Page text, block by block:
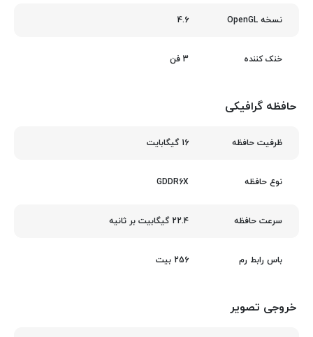
نسخه OpenGL 4.6
خنک‌ کننده 3 فن
حافظه گرافیکی
ظرفیت حافظه 16 گیگابایت
نوع حافظه GDDR6X
سرعت حافظه 22.4 گیگابیت بر ثانیه
باس رابط رم 256 بیت
خروجی تصویر